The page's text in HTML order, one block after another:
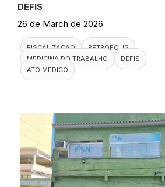
DEFIS
26 de March de 2026
FISCALIZACAO
PETROPOLIS
MEDICINA DO TRABALHO
DEFIS
ATO MEDICO